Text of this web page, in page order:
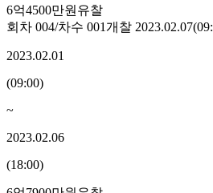
6억4500만원 유찰
회차 004/차수 001개찰 2023.02.07(
2023.02.01
(09:00)
~
2023.02.06
(18:00)